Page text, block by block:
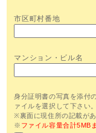
市区町村番地
マンション・ビル名
身分証明書の写真を添付
ァイルを選択して下さい。
※裏面に現住所の記載が
※ ファイル容量合計5MB